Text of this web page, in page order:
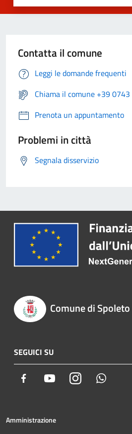
Contatta il comune
Leggi le domande frequenti
Chiama il comune +39
Prenota un appuntamento
Problemi in città
Segnala disservizio
Comune di Spoleto
SEGUICI SU
Facebook YoutubeInstagram
Amministrazione